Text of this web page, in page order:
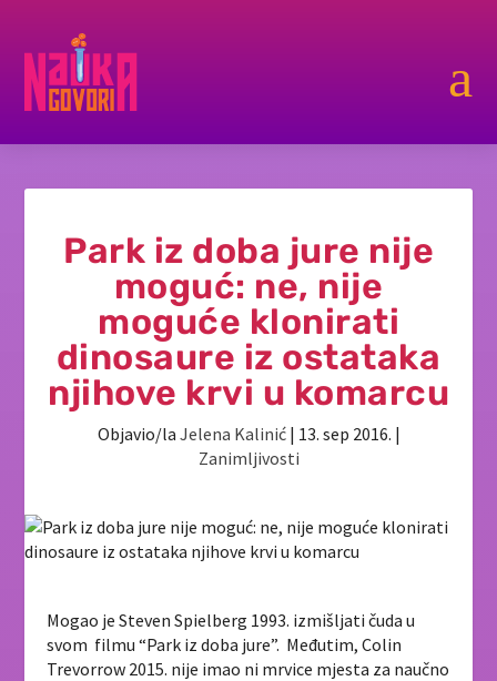
a
Park iz doba jure nije
moguć: ne, nije
moguće klonirati
dinosaure iz ostataka
njihove krvi u komarcu
Objavio/la Jelena Kalinić| 13. sep 2016. |
Zanimljivosti
Mogao je Steven Spielberg 1993. izmišljati čuda u
svom filmu “Park iz doba jure”. Međutim, Colin
Trevorrow 2015. nije imao ni mrvice mjesta za naučno